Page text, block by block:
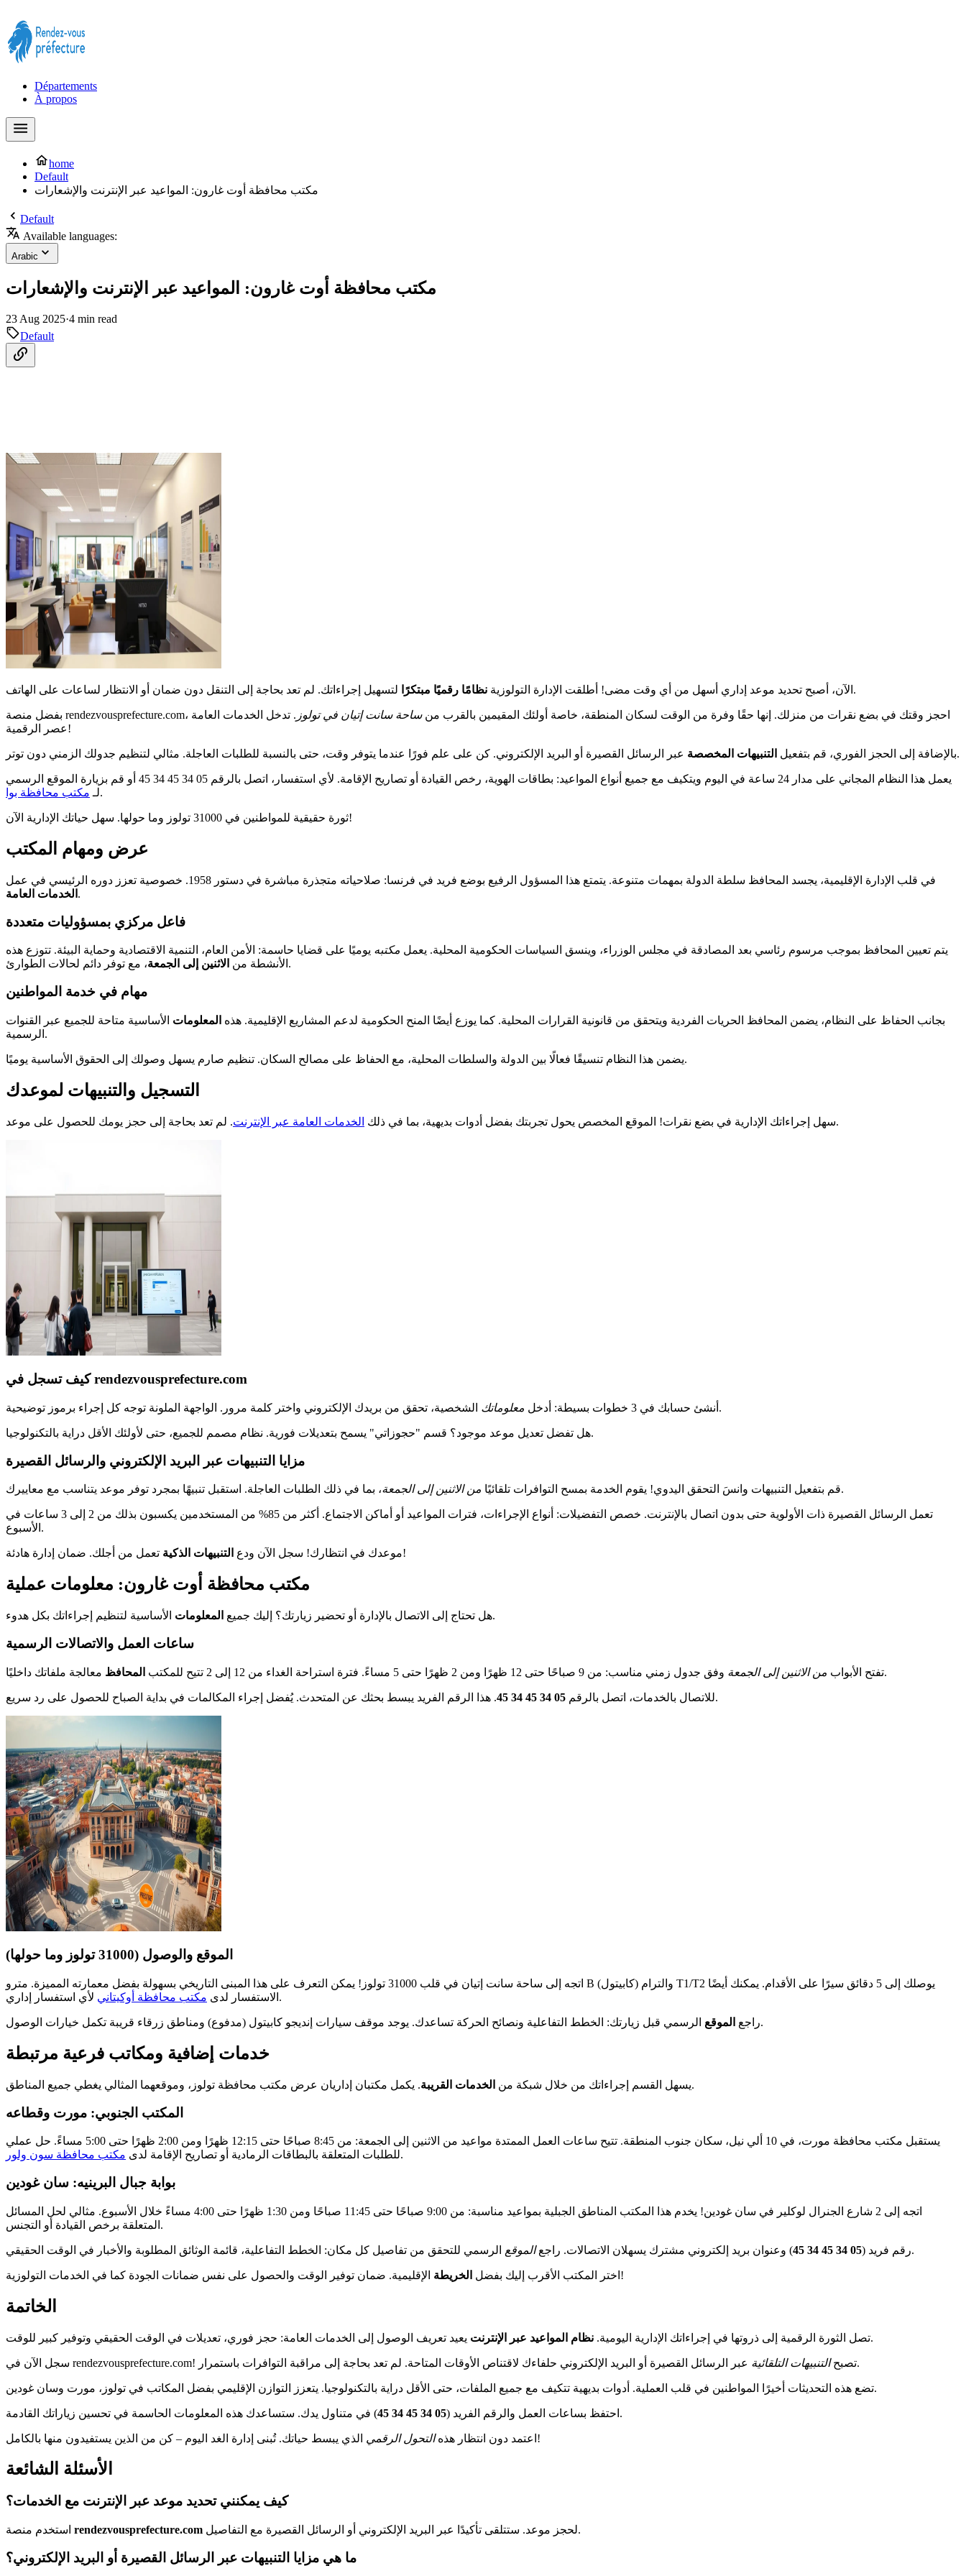
Départements
À propos
home
Default
مكتب محافظة أوت غارون: المواعيد عبر الإنترنت والإشعارات
Default
Available languages:
Arabic
مكتب محافظة أوت غارون: المواعيد عبر الإنترنت والإشعارات
23 Aug 2025·4 min read
Default
الآن، أصبح تحديد موعد إداري أسهل من أي وقت مضى! أطلقت الإدارة التولوزية نظامًا رقميًا مبتكرًا لتسهيل إجراءاتك. لم تعد بحاجة إلى التنقل دون ضمان أو الانتظار لساعات على الهاتف.
بفضل منصة rendezvousprefecture.com، احجز وقتك في بضع نقرات من منزلك. إنها حقًا وفرة من الوقت لسكان المنطقة، خاصة أولئك المقيمين بالقرب منساحة سانت إتيان في تولوز . تدخل الخدمات العامة
عصر الرقمية!
بالإضافة إلى الحجز الفوري، قم بتفعيل التنبيهات المخصصة عبر الرسائل القصيرة أو البريد الإلكتروني. كن على علم فورًا عندما يتوفر وقت، حتى بالنسبة للطلبات العاجلة. مثالي لتنظيم جدولك الزمني دون توتر.
يعمل هذا النظام المجاني على مدار 24 ساعة في اليوم ويتكيف مع جميع أنواع المواعيد: بطاقات الهوية، رخص القيادة أو تصاريح الإقامة. لأي استفسار، اتصل بالرقم 05 34 45 34 45 أو قم بزيارة الموقع الرسمي
لـ مكتب محافظة بوا .
ثورة حقيقية للمواطنين في 31000 تولوز وما حولها. سهل حياتك الإدارية الآن!
عرض ومهام المكتب
في قلب الإدارة الإقليمية، يجسد المحافظ سلطة الدولة بمهمات متنوعة. يتمتع هذا المسؤول الرفيع بوضع فريد في فرنسا: صلاحياته متجذرة مباشرة في دستور 1958. خصوصية تعزز دوره الرئيسي في عمل
الخدمات العامة .
فاعل مركزي بمسؤوليات متعددة
يتم تعيين المحافظ بموجب مرسوم رئاسي بعد المصادقة في مجلس الوزراء، وينسق السياسات الحكومية المحلية. يعمل مكتبه يوميًا على قضايا حاسمة: الأمن العام، التنمية الاقتصادية وحماية البيئة. تتوزع هذه
الأنشطة من الاثنين إلى الجمعة ، مع توفر دائم لحالات الطوارئ.
مهام في خدمة المواطنين
بجانب الحفاظ على النظام، يضمن المحافظ الحريات الفردية ويتحقق من قانونية القرارات المحلية. كما يوزع أيضًا المنح الحكومية لدعم المشاريع الإقليمية. هذه المعلومات الأساسية متاحة للجميع عبر القنوات
الرسمية.
يضمن هذا النظام تنسيقًا فعالًا بين الدولة والسلطات المحلية، مع الحفاظ على مصالح السكان. تنظيم صارم يسهل وصولك إلى الحقوق الأساسية يوميًا.
التسجيل والتنبيهات لموعدك
سهل إجراءاتك الإدارية في بضع نقرات! الموقع المخصص يحول تجربتك بفضل أدوات بديهية، بما في ذلك الخدمات العامة عبر الإنترنت . لم تعد بحاجة إلى حجز يومك للحصول على موعد.
كيف تسجل في rendezvousprefecture.com
أنشئ حسابك في 3 خطوات بسيطة: أدخل معلوماتك الشخصية، تحقق من بريدك الإلكتروني واختر كلمة مرور. الواجهة الملونة توجه كل إجراء برموز توضيحية.
هل تفضل تعديل موعد موجود؟ قسم "حجوزاتي" يسمح بتعديلات فورية. نظام مصمم للجميع، حتى لأولئك الأقل دراية بالتكنولوجيا.
مزايا التنبيهات عبر البريد الإلكتروني والرسائل القصيرة
قم بتفعيل التنبيهات وانسَ التحقق اليدوي! يقوم الخدمة بمسح التوافرات تلقائيًا من الاثنين إلى الجمعة ، بما في ذلك الطلبات العاجلة. استقبل تنبيهًا بمجرد توفر موعد يتناسب مع معاييرك.
تعمل الرسائل القصيرة ذات الأولوية حتى بدون اتصال بالإنترنت. خصص التفضيلات: أنواع الإجراءات، فترات المواعيد أو أماكن الاجتماع. أكثر من 85% من المستخدمين يكسبون بذلك من 2 إلى 3 ساعات في
الأسبوع.
موعدك في انتظارك! سجل الآن ودع التنبيهات الذكية تعمل من أجلك. ضمان إدارة هادئة!
مكتب محافظة أوت غارون: معلومات عملية
هل تحتاج إلى الاتصال بالإدارة أو تحضير زيارتك؟ إليك جميع المعلومات الأساسية لتنظيم إجراءاتك بكل هدوء.
ساعات العمل والاتصالات الرسمية
تفتح الأبواب من الاثنين إلى الجمعة وفق جدول زمني مناسب: من 9 صباحًا حتى 12 ظهرًا ومن 2 ظهرًا حتى 5 مساءً. فترة استراحة الغداء من 12 إلى 2 تتيح للمكتب المحافظ معالجة ملفاتك داخليًا.
للاتصال بالخدمات، اتصل بالرقم 05 34 45 34 45 . هذا الرقم الفريد يبسط بحثك عن المتحدث. يُفضل إجراء المكالمات في بداية الصباح للحصول على رد سريع.
الموقع والوصول (31000 تولوز وما حولها)
اتجه إلى ساحة سانت إتيان في قلب 31000 تولوز! يمكن التعرف على هذا المبنى التاريخي بسهولة بفضل معمارته المميزة. مترو B (كابيتول) والترام T1/T2 يوصلك إلى 5 دقائق سيرًا على الأقدام. يمكنك أيضًا
الاستفسار لدى مكتب محافظة أوكيتاني لأي استفسار إداري.
راجع الموقع الرسمي قبل زيارتك: الخطط التفاعلية ونصائح الحركة تساعدك. يوجد موقف سيارات إنديجو كابيتول (مدفوع) ومناطق زرقاء قريبة تكمل خيارات الوصول.
خدمات إضافية ومكاتب فرعية مرتبطة
يسهل القسم إجراءاتك من خلال شبكة من الخدمات القريبة . يكمل مكتبان إداريان عرض مكتب محافظة تولوز، وموقعهما المثالي يغطي جميع المناطق.
المكتب الجنوبي: مورت وقطاعه
يستقبل مكتب محافظة مورت، في 10 ألي نيل، سكان جنوب المنطقة. تتيح ساعات العمل الممتدة مواعيد من الاثنين إلى الجمعة: من 8:45 صباحًا حتى 12:15 ظهرًا ومن 2:00 ظهرًا حتى 5:00 مساءً. حل عملي
للطلبات المتعلقة بالبطاقات الرمادية أو تصاريح الإقامة لدى مكتب محافظة سون ولور .
بوابة جبال البرينيه: سان غودين
اتجه إلى 2 شارع الجنرال لوكلير في سان غودين! يخدم هذا المكتب المناطق الجبلية بمواعيد مناسبة: من 9:00 صباحًا حتى 11:45 صباحًا ومن 1:30 ظهرًا حتى 4:00 مساءً خلال الأسبوع. مثالي لحل المسائل
المتعلقة برخص القيادة أو التجنس.
رقم فريد (05 34 45 34 45 ) وعنوان بريد إلكتروني مشترك يسهلان الاتصالات. راجعالموقع الرسمي للتحقق من تفاصيل كل مكان: الخطط التفاعلية، قائمة الوثائق المطلوبة والأخبار في الوقت الحقيقي.
اختر المكتب الأقرب إليك بفضل الخريطة الإقليمية. ضمان توفير الوقت والحصول على نفس ضمانات الجودة كما في الخدمات التولوزية!
الخاتمة
تصل الثورة الرقمية إلى ذروتها في إجراءاتك الإدارية اليومية. نظام المواعيد عبر الإنترنت يعيد تعريف الوصول إلى الخدمات العامة: حجز فوري، تعديلات في الوقت الحقيقي وتوفير كبير للوقت.
سجل الآن في rendezvousprefecture.com! تصبحالتنبيهات التلقائية عبر الرسائل القصيرة أو البريد الإلكتروني حلفاءك لاقتناص الأوقات المتاحة. لم تعد بحاجة إلى مراقبة التوافرات باستمرار.
تضع هذه التحديثات أخيرًا المواطنين في قلب العملية. أدوات بديهية تتكيف مع جميع الملفات، حتى الأقل دراية بالتكنولوجيا. يتعزز التوازن الإقليمي بفضل المكاتب في تولوز، مورت وسان غودين.
احتفظ بساعات العمل والرقم الفريد (05 34 45 34 45 ) في متناول يدك. ستساعدك هذه المعلومات الحاسمة في تحسين زياراتك القادمة.
اعتمد دون انتظار هذهالتحول الرقمي الذي يبسط حياتك. تُبنى إدارة الغد اليوم – كن من الذين يستفيدون منها بالكامل!
الأسئلة الشائعة
كيف يمكنني تحديد موعد عبر الإنترنت مع الخدمات؟
rendezvousprefecture.com لحجز موعد. ستتلقى تأكيدًا عبر البريد الإلكتروني أو الرسائل القصيرة مع التفاصيل.
ما هي مزايا التنبيهات عبر الرسائل القصيرة أو البريد الإلكتروني؟